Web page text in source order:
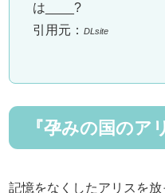
は____?
引用元： DLsite
『孕みの国のア
記憶をなくしたアリスを